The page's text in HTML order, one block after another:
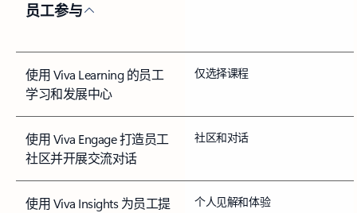
员工参与
使用 Viva Learning 的员工
学习和发展中心
仅选择课程
使用 Viva Engage 打造员工
社区并开展交流对话
社区和对话
使用 Viva Insights 为员工提
个人见解和体验